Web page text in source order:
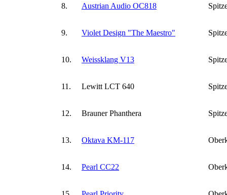
8. Austrian Audio OC818
9. Violet Design "The Maestro"
10. Weissklang V13
11. Lewitt LCT 640
12. Brauner Phanthera
13. Oktava KM-117
14. Pearl CC22